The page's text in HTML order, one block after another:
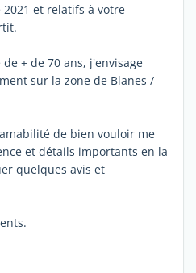
et relatifs à votre
+ de 70 ans, j'envisage
sur la zone de Blanes /
de bien vouloir me
et détails importants en la
quelques avis et